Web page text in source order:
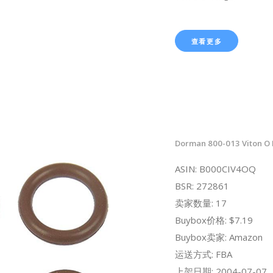
查看更多
Dorman 800-013 Viton O
ASIN: B000CIV4OQ
BSR: 272861
卖家数量: 17
Buybox价格: $7.19
Buybox卖家: Amazon
运送方式: FBA